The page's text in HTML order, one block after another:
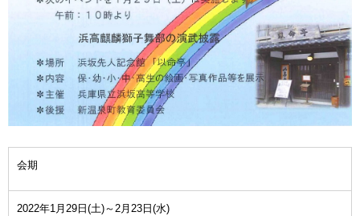
会期
2022年1月29日(土)～2月23日(水)